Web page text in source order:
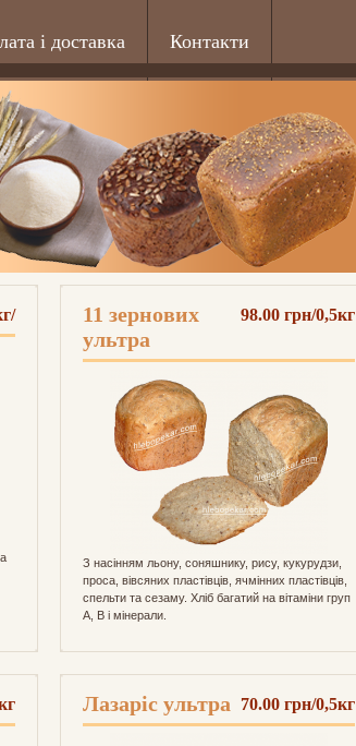
і доставка Контакти
98.00 грн/0,5кг
11 зернових
ультра
З насінням льону, соняшнику, рису, кукурудзи,
проса, вівсяних пластівців, ячмінних пластівців,
спельти та сезаму. Хліб багатий на вітаміни груп
A, В і мінерали.
70.00 грн/0,5кг
Лазаріс ультра